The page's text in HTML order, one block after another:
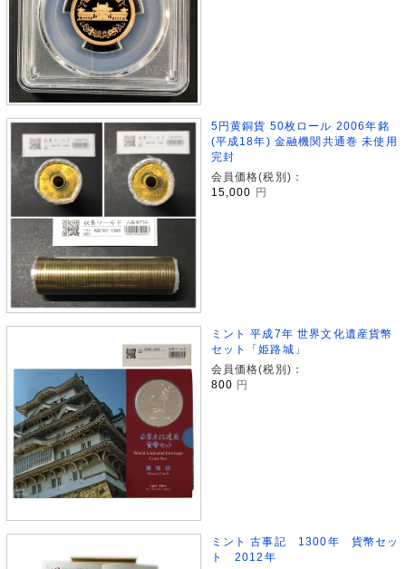
5円黄銅貨 50枚ロール 2006年銘
(平成18年) 金融機関共通巻 未使用
完封
会員価格(税別)：
15,000 円
ミント 平成7年 世界文化遺産貨幣
セット「姫路城」
会員価格(税別)：
800 円
ミント 古事記 1300年 貨幣セッ
ト 2012年